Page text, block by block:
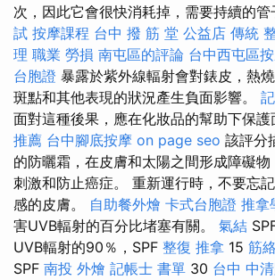
次，因此它會很快消耗掉，需要持續的管
試 按摩課程 台中 撥 筋 堂 公益店 傳統
理 職業 勞損 南屯區的評論 台中西屯區
台胞證 暴露於紫外線輻射會對錶皮，熱
斑點和其他表現的狀況產生負面影響。
面對這種後果，應在化妝品的幫助下保護
推薦 台中腳底按摩 on page seo 該評分
的防曬霜，在皮膚和太陽之間形成障礙物
刺激和防止癌症。 重新運行時，不要忘
感的皮膚。 自助餐外燴 卡式台胞證 推拿
害UVB輻射的百分比堵塞有關。 氣結
UVB輻射的90％，SPF 整復 推拿 15 筋
SPF 南投 外燴 記帳士 書單 30 台中 中